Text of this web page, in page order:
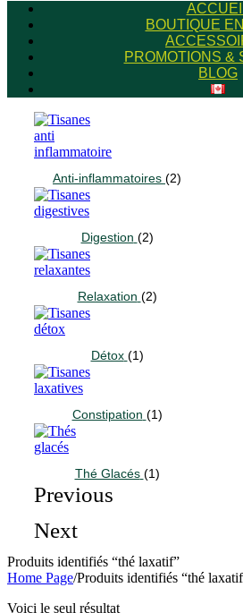
BOUTIQUE
PROMOTIONS &
BLOG
Anti-inflammatoires (2)
Digestion (2)
Relaxation (2)
Détox (1)
Constipation (1)
Thé Glacés (1)
Previous
Next
Produits identifiés “thé laxatif”
Home Page/Produits identifiés “thé
Voici le seul résultat